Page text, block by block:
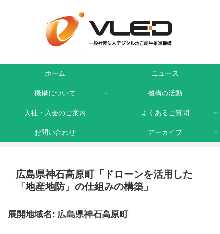
ホーム ニュース
機構について 機構の活動
入社・入会のご案内 よくあるご質問
お問い合わせ アーカイブ
広島県神石高原町「ドローンを活用した
「地産地防」の仕組みの構築」
展開地域名: 広島県神石高原町